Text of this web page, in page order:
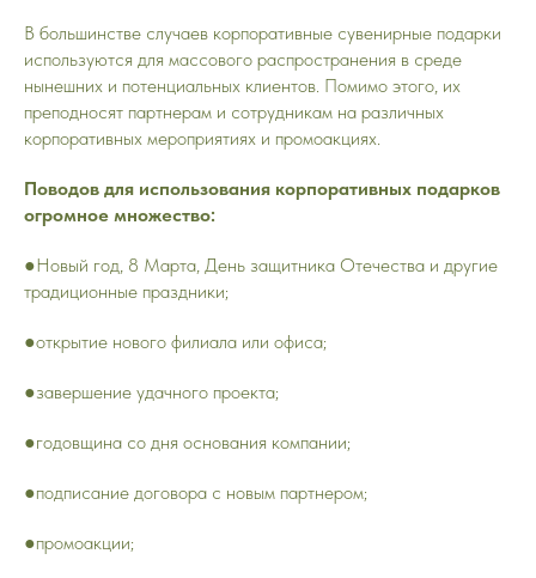
В большинстве случаев корпоративные сувенирные подарки
используются для массового распространения в среде
нынешних и потенциальных клиентов. Помимо этого, их
преподносят партнерам и сотрудникам на различных
корпоративных мероприятиях и промоакциях.
Поводов для использования корпоративных подарков
огромное множество:
●Новый год, 8 Марта, День защитника Отечества и другие
традиционные праздники;
●открытие нового филиала или офиса;
●завершение удачного проекта;
●годовщина со дня основания компании;
●подписание договора с новым партнером;
●промоакции;